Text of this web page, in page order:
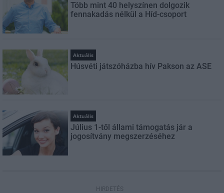
Több mint 40 helyszínen dolgozik
fennakadás nélkül a Híd-csoport
Aktuális
Húsvéti játszóházba hív Pakson az ASE
Aktuális
Július 1-től állami támogatás jár a
jogosítvány megszerzéséhez
HIRDETÉS